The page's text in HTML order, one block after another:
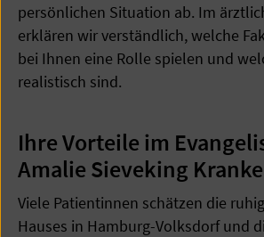
persönlichen Situation ab. Im
erklären wir verständlich, welche
bei Ihnen eine Rolle spielen und
realistisch sind.
Ihre Vorteile im
Amalie Sieveking
Viele Patientinnen schätzen die
Hauses in Hamburg-Volksdorf und